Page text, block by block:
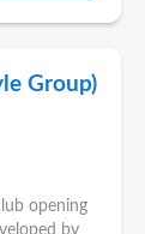
Group)
opening
by